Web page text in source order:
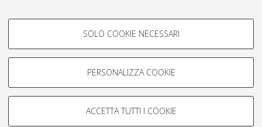
COOKIE DI PROFILAZIONE -
Si tratta di cookie utilizzati per analizzare le caratteristiche della
navigazione degli utenti, creare profili in base al loro comportamento
Mostra cookie di profilazione
SOLO COOKIE NECESSARI
PERSONALIZZA COOKIE
ACCETTA TUTTI I COOKIE
Impostazioni Cookie
Informativa sulla privacy
Condizioni d’uso del sito